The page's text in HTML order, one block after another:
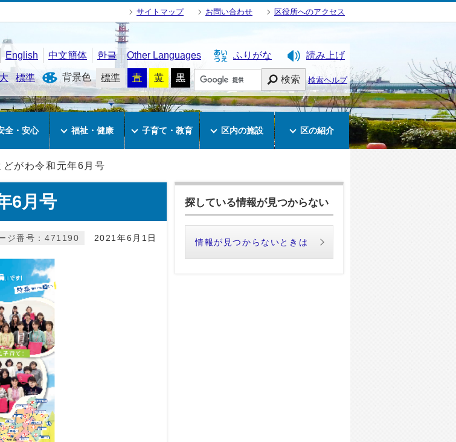
サイトマップ お問い合わせ 区役所へのアクセス
English 中文簡体 한글 Other Languages ふりがな 読み上げ
標準 背景色 標準 青 黄 黒 検索 検索ヘルプ
全・安心 福祉・健康 子育て・教育 区内の施設 区の紹介
どがわ令和元年6月号
6月号
2021年6月1日
ジ番号：471190
探している情報が見つからない
情報が見つからないときは